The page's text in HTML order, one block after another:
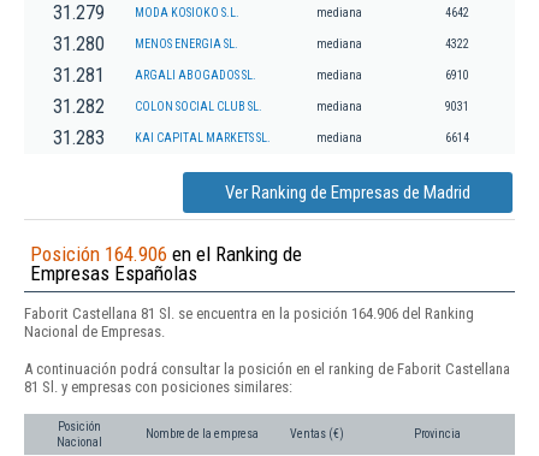
31.279 MODA KOSIOKO S.L. mediana 4642
31.280 MENOS ENERGIA SL. mediana 4322
31.281 ARGALI ABOGADOS SL. mediana 6910
31.282 COLON SOCIAL CLUB SL. mediana 9031
31.283 KAI CAPITAL MARKETS SL. mediana 6614
Ver Ranking de Empresas de Madrid
Posición 164.906 en el Ranking de
Empresas Españolas
Faborit Castellana 81 Sl. se encuentra en la posición 164.906 del Ranking
Nacional de Empresas.
A continuación podrá consultar la posición en el ranking de Faborit Castellana
81 Sl. y empresas con posiciones similares:
Posición
Nacional
Nombre de la empresa Ventas (€) Provincia